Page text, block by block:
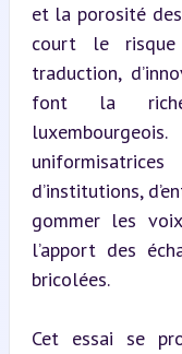
et la porosité
court le risque
traduction,
font la
d’institutions,
gommer les
l’apport des
bricolées.
Cet essai se